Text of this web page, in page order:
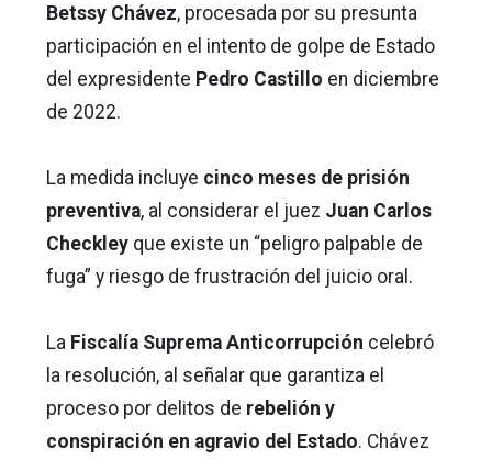
Betssy Chávez, procesada por su presunta
participación en el intento de golpe de Estado
del expresidente Pedro Castillo en diciembre
de 2022.
La medida incluye cinco meses de prisión
preventiva, al considerar el juez Juan Carlos
Checkley que existe un “peligro palpable de
fuga” y riesgo de frustración del juicio oral.
La Fiscalía Suprema Anticorrupción celebró
la resolución, al señalar que garantiza el
proceso por delitos de rebelión y
conspiración en agravio del Estado. Chávez